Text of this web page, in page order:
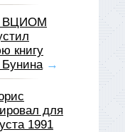
ВЦИОМ
книгу
→
для
1991